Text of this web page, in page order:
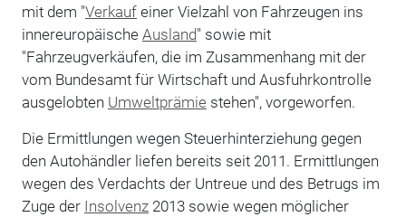
mit dem "Verkaufeiner Vielzahl von Fahrzeugen ins
innereuropäische Ausland" sowie mit
"Fahrzeugverkäufen, die im Zusammenhang mit der
vom Bundesamt für Wirtschaft und Ausfuhrkontrolle
ausgelobten Umweltprämie stehen", vorgeworfen.
Die Ermittlungen wegen Steuerhinterziehung gegen
den Autohändler liefen bereits seit 2011. Ermittlungen
wegen des Verdachts der Untreue und des Betrugs im
Zuge der Insolvenz2013 sowie wegen möglicher